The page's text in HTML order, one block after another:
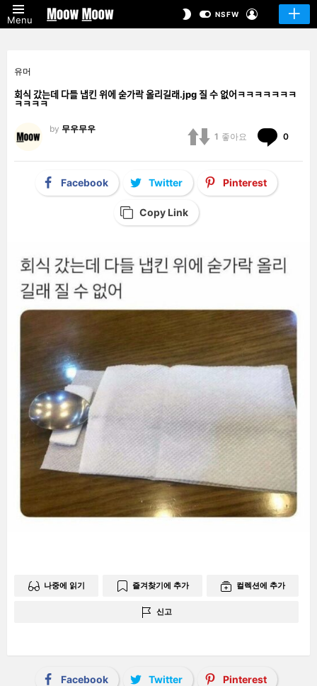
Menu
SWITCHNSFW
유머
회식 갔는데 다들 냅킨 위에 숟가락 올리길래.jpg 질 수 없어ㅋㅋㅋㅋㅋㅋㅋ
ㅋㅋㅋㅋ
by 무우무우
1 좋아요 0
Facebook Twitter Pinterest
Copy Link
나중에 읽기 즐겨찾기에 추가 컬렉션에 추가
신고
Facebook Twitter Pinterest